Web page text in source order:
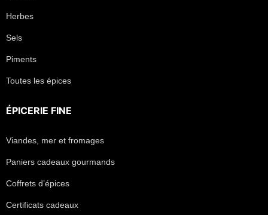
Herbes
Sels
Piments
Toutes les épices
ÉPICERIE FINE
Viandes, mer et fromages
Paniers cadeaux gourmands
Coffrets d’épices
Certificats cadeaux